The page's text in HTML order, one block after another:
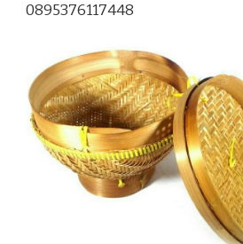
0895376117448